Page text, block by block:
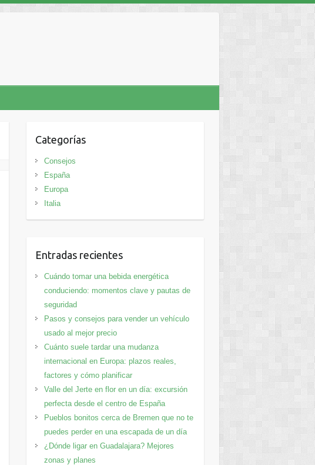
Categorías
Consejos
España
Europa
Italia
Entradas recientes
Cuándo tomar una bebida energética
conduciendo: momentos clave y pautas de
seguridad
Pasos y consejos para vender un vehículo
usado al mejor precio
Cuánto suele tardar una mudanza
internacional en Europa: plazos reales,
factores y cómo planificar
Valle del Jerte en flor en un día: excursión
perfecta desde el centro de España
Pueblos bonitos cerca de Bremen que no te
puedes perder en una escapada de un día
¿Dónde ligar en Guadalajara? Mejores
zonas y planes​